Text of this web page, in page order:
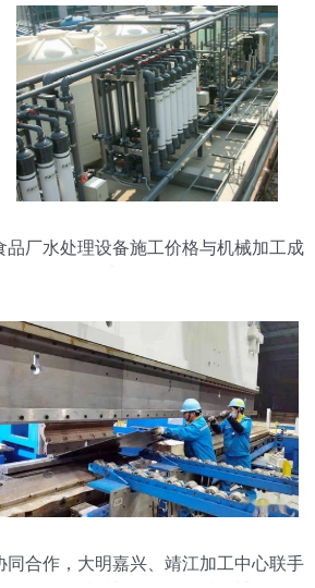
品厂水处理设备施工价格与机械加工成
同合作，大明嘉兴、靖江加工中心联手